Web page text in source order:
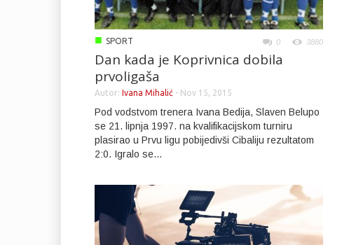
■ SPORT 0 3880
Dan kada je Koprivnica dobila
prvoligaša
Autor: Ivana Mihalić - Nov 15, 2015
Pod vodstvom trenera Ivana Bedija, Slaven Belupo
se 21. lipnja 1997. na kvalifikacijskom turniru
plasirao u Prvu ligu pobijedivši Cibaliju rezultatom
2:0. Igralo se...